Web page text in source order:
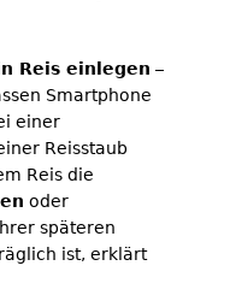
Reis einlegen –
Smartphone
einer
Reisstaub
Reis die
oder
späteren
ist, erklärt